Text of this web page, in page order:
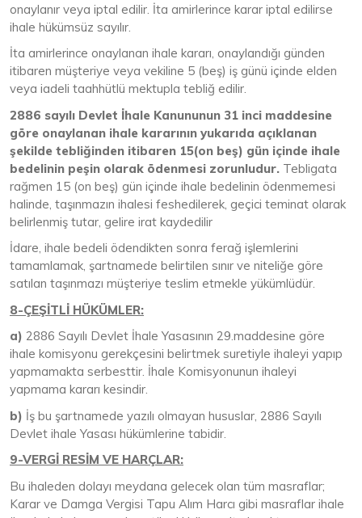
onaylanır veya iptal edilir. İta amirlerince karar iptal edilirse
ihale hükümsüz sayılır.
İta amirlerince onaylanan ihale kararı, onaylandığı günden
itibaren müşteriye veya vekiline 5 (beş) iş günü içinde elden
veya iadeli taahhütlü mektupla tebliğ edilir.
2886 sayılı Devlet İhale Kanununun 31 inci maddesine
göre onaylanan ihale kararının yukarıda açıklanan
şekilde tebliğinden itibaren 15(on beş) gün içinde ihale
bedelinin peşin olarak ödenmesi zorunludur. Tebligata
rağmen 15 (on beş) gün içinde ihale bedelinin ödenmemesi
halinde, taşınmazın ihalesi feshedilerek, geçici teminat olarak
belirlenmiş tutar, gelire irat kaydedilir
İdare, ihale bedeli ödendikten sonra ferağ işlemlerini
tamamlamak, şartnamede belirtilen sınır ve niteliğe göre
satılan taşınmazı müşteriye teslim etmekle yükümlüdür.
8-ÇEŞİTLİ HÜKÜMLER:
a) 2886 Sayılı Devlet İhale Yasasının 29.maddesine göre
ihale komisyonu gerekçesini belirtmek suretiyle ihaleyi yapıp
yapmamakta serbesttir. İhale Komisyonunun ihaleyi
yapmama kararı kesindir.
b) İş bu şartnamede yazılı olmayan hususlar, 2886 Sayılı
Devlet ihale Yasası hükümlerine tabidir.
9-VERGİ RESİM VE HARÇLAR:
Bu ihaleden dolayı meydana gelecek olan tüm masraflar;
Karar ve Damga Vergisi Tapu Alım Harcı gibi masraflar ihale